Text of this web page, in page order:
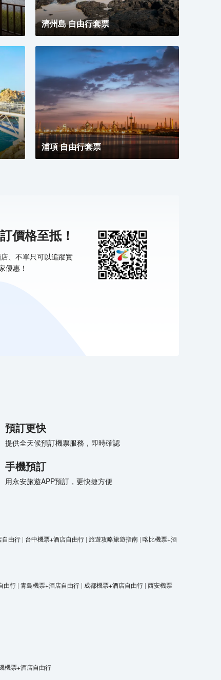
濟州島 自由行套票
浦項 自由行套票
價格至抵！
、不單只可以追蹤實
優惠！
預訂更快
提供全天候預訂機票服務，即時確認
手機預訂
用永安旅遊APP預訂，更快捷方便
自由行 | 台中機票+酒店自由行 | 旅遊攻略旅遊指南 | 喀比機票+酒
由行 | 青島機票+酒店自由行 | 成都機票+酒店自由行 | 西安機票
機票+酒店自由行